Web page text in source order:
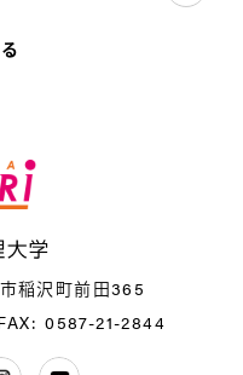
稲沢町前田365
0587-21-2844